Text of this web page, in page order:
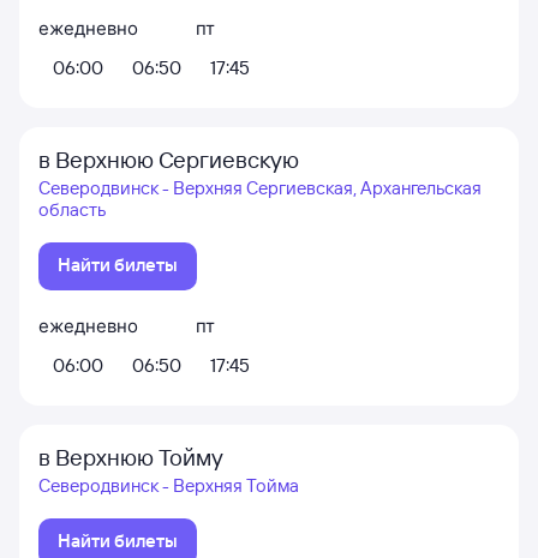
ежедневно
06:00
06:50
пт
17:45
в Верхнюю Сергиевскую
Северодвинск - Верхняя Сергиевская, Архангельская
область
Найти билеты
ежедневно
06:00
06:50
пт
17:45
в Верхнюю Тойму
Северодвинск - Верхняя Тойма
Найти билеты